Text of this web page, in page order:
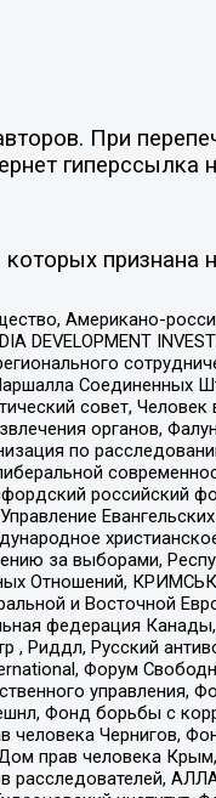
При
гиперссылка
признана
Американо-
Соединенных
совет, Человек
органов,
по
российский
за выборами,
Отношений,
и Восточной
федерация
, Риддл, Русский
Форум
управления,
Фонд борьбы с
человека Чернигов,
прав человека
расследователей,